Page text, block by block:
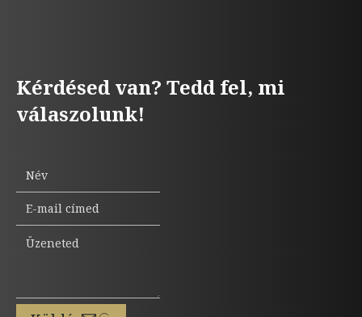
Kérdésed van? Tedd fel, mi
válaszolunk!